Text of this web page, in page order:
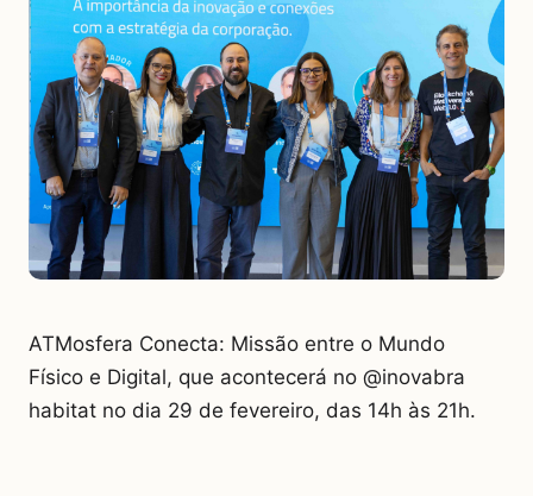
ATMosfera Conecta: Missão entre o Mundo
Físico e Digital, que acontecerá no @inovabra
habitat no dia 29 de fevereiro, das 14h às 21h.